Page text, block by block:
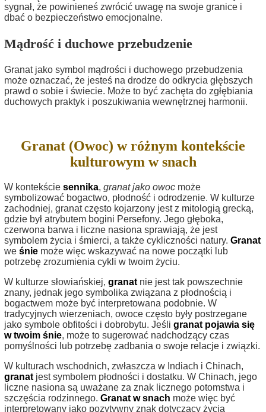
sygnał, że powinieneś zwrócić uwagę na swoje granice i
dbać o bezpieczeństwo emocjonalne.
Mądrość i duchowe przebudzenie
Granat jako symbol mądrości i duchowego przebudzenia
może oznaczać, że jesteś na drodze do odkrycia głębszych
prawd o sobie i świecie. Może to być zachęta do zgłębiania
duchowych praktyk i poszukiwania wewnętrznej harmonii.
Granat (Owoc) w różnym kontekście
kulturowym w snach
W kontekście sennika, granat jako owoc może
symbolizować bogactwo, płodność i odrodzenie. W kulturze
zachodniej, granat często kojarzony jest z mitologią grecką,
gdzie był atrybutem bogini Persefony. Jego głęboka,
czerwona barwa i liczne nasiona sprawiają, że jest
symbolem życia i śmierci, a także cykliczności natury. Granat
we śnie może więc wskazywać na nowe początki lub
potrzebę zrozumienia cykli w twoim życiu.
W kulturze słowiańskiej, granat nie jest tak powszechnie
znany, jednak jego symbolika związana z płodnością i
bogactwem może być interpretowana podobnie. W
tradycyjnych wierzeniach, owoce często były postrzegane
jako symbole obfitości i dobrobytu. Jeśli granat pojawia się
w twoim śnie, może to sugerować nadchodzący czas
pomyślności lub potrzebę zadbania o swoje relacje i związki.
W kulturach wschodnich, zwłaszcza w Indiach i Chinach,
granat jest symbolem płodności i dostatku. W Chinach, jego
liczne nasiona są uważane za znak licznego potomstwa i
szczęścia rodzinnego. Granat w snach może więc być
interpretowany jako pozytywny znak dotyczący życia